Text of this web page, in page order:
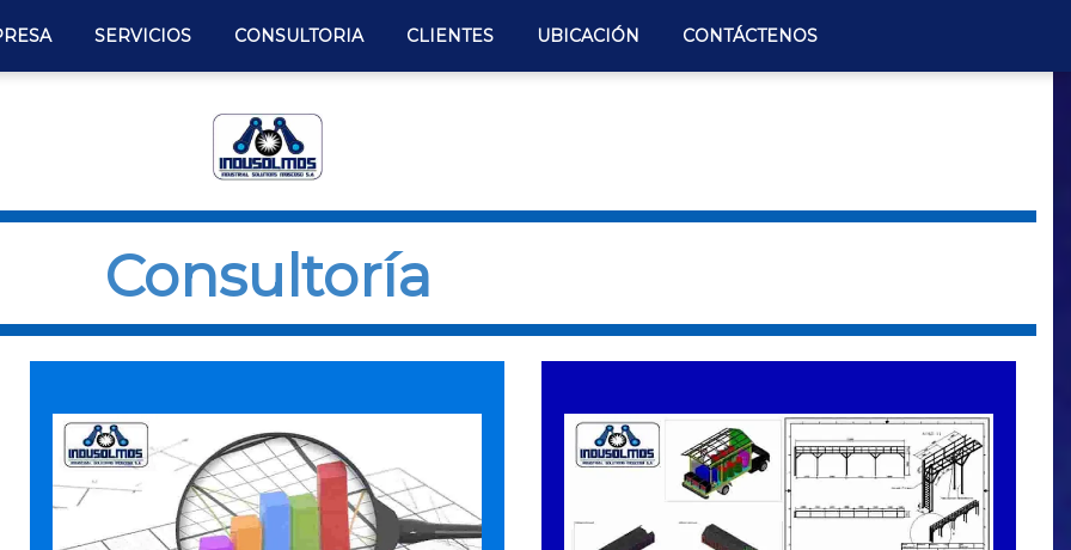
SERVICIOS CONSULTORIA CLIENTES UBICACIÓN CONTÁCTENOS
Consultoría